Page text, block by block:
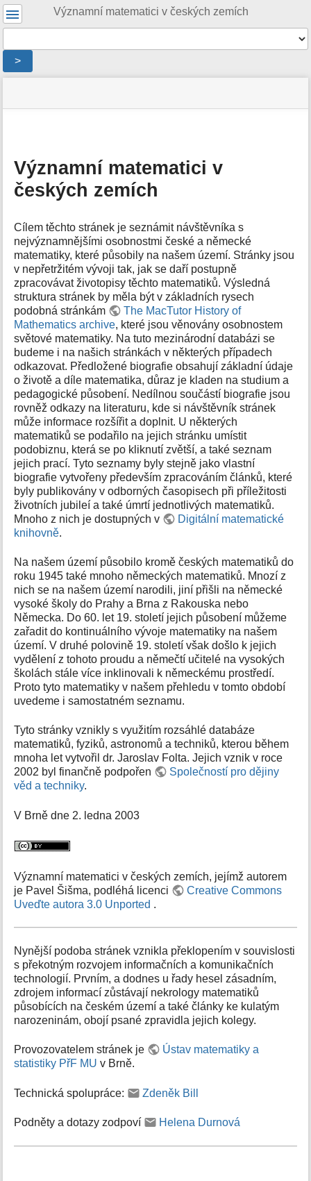
Významní matematici v českých zemích
Nástroje
>
Uživatelské
nástroje
stránky
pro
e
t
a
d
t
a
s
t
r
á
n
k
y
Významní matematici v
českých zemích
Cílem těchto stránek je seznámit návštěvníka s
nejvýznamnějšími osobnostmi české a německé
matematiky, které působily na našem území. Stránky jsou
v nepřetržitém vývoji tak, jak se daří postupně
zpracovávat životopisy těchto matematiků. Výsledná
struktura stránek by měla být v základních rysech
podobná stránkám
The MacTutor History of
Mathematics archive, které jsou věnovány osobnostem
světové matematiky. Na tuto mezinárodní databázi se
budeme i na našich stránkách v některých případech
odkazovat. Předložené biografie obsahují základní údaje
o životě a díle matematika, důraz je kladen na studium a
pedagogické působení. Nedílnou součástí biografie jsou
rovněž odkazy na literaturu, kde si návštěvník stránek
může informace rozšířit a doplnit. U některých
matematiků se podařilo na jejich stránku umístit
podobiznu, která se po kliknutí zvětší, a také seznam
jejich prací. Tyto seznamy byly stejně jako vlastní
biografie vytvořeny především zpracováním článků, které
byly publikovány v odborných časopisech při příležitosti
životních jubileí a také úmrtí jednotlivých matematiků.
Mnoho z nich je dostupných v
Digitální matematické
knihovně.
Na našem území působilo kromě českých matematiků do
roku 1945 také mnoho německých matematiků. Mnozí z
nich se na našem území narodili, jiní přišli na německé
vysoké školy do Prahy a Brna z Rakouska nebo
Německa. Do 60. let 19. století jejich působení můžeme
zařadit do kontinuálního vývoje matematiky na našem
území. V druhé polovině 19. století však došlo k jejich
vydělení z tohoto proudu a němečtí učitelé na vysokých
školách stále více inklinovali k německému prostředí.
Proto tyto matematiky v našem přehledu v tomto období
uvedeme i samostatném seznamu.
Tyto stránky vznikly s využitím rozsáhlé databáze
matematiků, fyziků, astronomů a techniků, kterou během
mnoha let vytvořil dr. Jaroslav Folta. Jejich vznik v roce
2002 byl finančně podpořen
Společností pro dějiny
věd a techniky.
V Brně dne 2. ledna 2003
Významní matematici v českých zemích, jejímž autorem
je Pavel Šišma, podléhá licenci
Creative Commons
Uveďte autora 3.0 Unported .
Nynější podoba stránek vznikla překlopením v souvislosti
s překotným rozvojem informačních a komunikačních
technologií. Prvním, a dodnes u řady hesel zásadním,
zdrojem informací zůstávají nekrology matematiků
působících na českém území a také články ke kulatým
narozeninám, obojí psané zpravidla jejich kolegy.
Provozovatelem stránek je
Ústav matematiky a
statistiky PřF MU v Brně.
Technická spolupráce: Zdeněk Bill
Podněty a dotazy zodpoví Helena Durnová